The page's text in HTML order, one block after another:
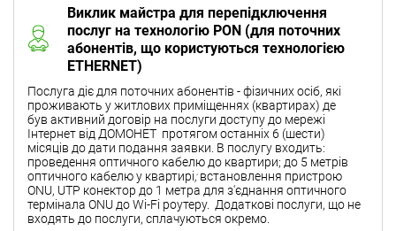
Виклик майстра для перепідключення
послуг на технологію PON (для поточних
абонентів, що користуються технологією
ETHERNET)
Послуга діє для поточних абонентів - фізичних осіб, які
проживають у житлових приміщеннях (квартирах) де
був активний договір на послуги доступу до мережі
Інтернет від ДОМОНЕТ протягом останніх 6 (шести)
місяців до дати подання заявки. В послугу входить:
проведення оптичного кабелю до квартири; до 5 метрів
оптичного кабелю у квартирі;встановлення пристрою
ONU, UTP конектор до 1 метра для з'єднання оптичного
термінала ONU до Wi-Fi роутеру. Додаткові послуги, що не
входять до послуги, сплачуються окремо.